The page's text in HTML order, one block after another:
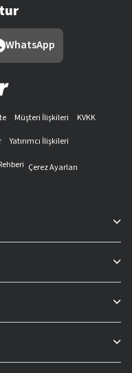
WhatsApp
Müşteri İlişkileri
KVKK
Yatırımcı İlişkileri
Çerez Ayarları